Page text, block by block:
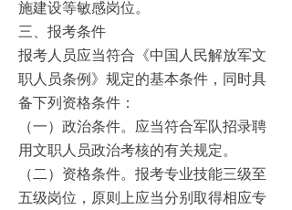
施建设等敏感岗位。
三、报考条件
报考人员应当符合《中国人民解放军文
职人员条例》规定的基本条件，同时具
备下列资格条件：
（一）政治条件。应当符合军队招录聘
用文职人员政治考核的有关规定。
（二）资格条件。报考专业技能三级至
五级岗位，原则上应当分别取得相应专